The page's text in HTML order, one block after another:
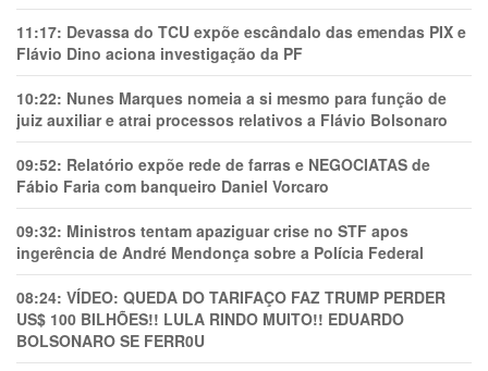
11:17: Devassa do TCU expõe escândalo das emendas PIX e
Flávio Dino aciona investigação da PF
10:22: Nunes Marques nomeia a si mesmo para função de
juiz auxiliar e atrai processos relativos a Flávio Bolsonaro
09:52: Relatório expõe rede de farras e NEGOCIATAS de
Fábio Faria com banqueiro Daniel Vorcaro
09:32: Ministros tentam apaziguar crise no STF apos
ingerência de André Mendonça sobre a Polícia Federal
08:24: VÍDEO: QUEDA DO TARIFAÇO FAZ TRUMP PERDER
US$ 100 BILHÕES!! LULA RINDO MUITO!! EDUARDO
BOLSONARO SE FERR0U